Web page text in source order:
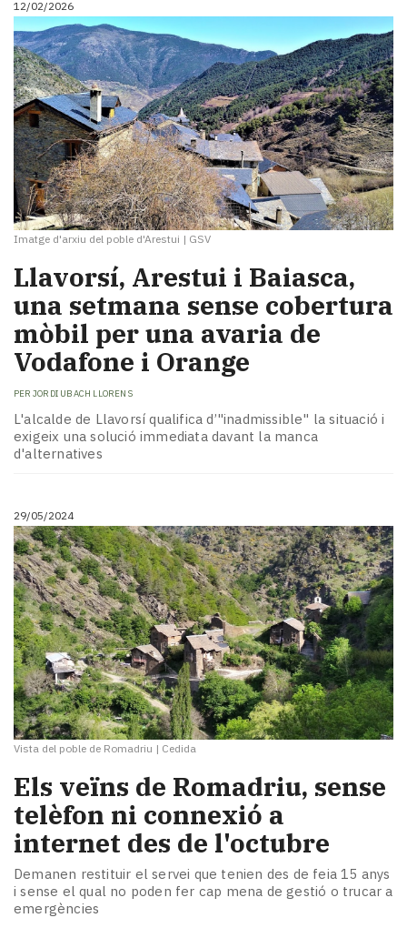
i
turisme
Cultura
Esports
Mai
tant!
TV
i
mitjans
El
temps
Reportatges
Entrevistes
Enquestes
A
escena!
Dis
la
teva!
Subscriptors
La
newsletter
Contingut
patrocinat
Lo
més
llegit...
Editorial
12/02/2026
Imatge d'arxiu del poble d'Arestui | GSV
Llavorsí, Arestui i Baiasca,
una setmana sense cobertura
mòbil per una avaria de
Vodafone i Orange
PER JORDI UBACH LLORENS
L'alcalde de Llavorsí qualifica d’"inadmissible" la situació i
exigeix una solució immediata davant la manca
d'alternatives
29/05/2024
Vista del poble de Romadriu | Cedida
Els veïns de Romadriu, sense
telèfon ni connexió a
internet des de l'octubre
Demanen restituir el servei que tenien des de feia 15 anys
i sense el qual no poden fer cap mena de gestió o trucar a
emergències